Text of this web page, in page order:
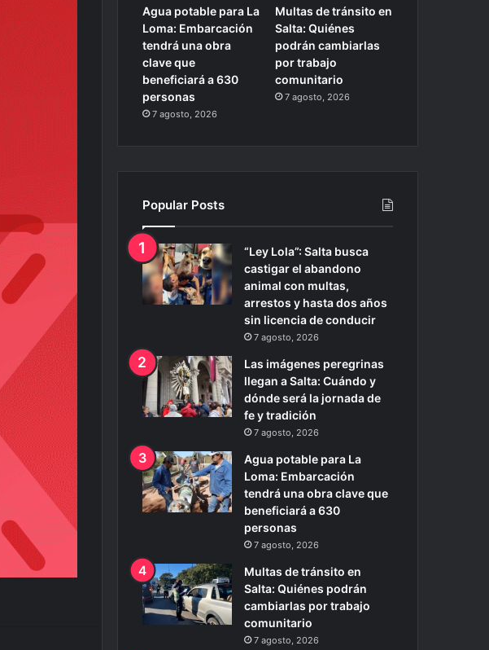
Agua potable para La
Loma: Embarcación
tendrá una obra
clave que
beneficiará a 630
personas
7 agosto, 2026
Multas de tránsito en
Salta: Quiénes
podrán cambiarlas
por trabajo
comunitario
7 agosto, 2026
Popular Posts
“Ley Lola”: Salta busca
castigar el abandono
animal con multas,
arrestos y hasta dos años
sin licencia de conducir
7 agosto, 2026
Las imágenes peregrinas
llegan a Salta: Cuándo y
dónde será la jornada de
fe y tradición
7 agosto, 2026
Agua potable para La
Loma: Embarcación
tendrá una obra clave que
beneficiará a 630
personas
7 agosto, 2026
Multas de tránsito en
Salta: Quiénes podrán
cambiarlas por trabajo
comunitario
7 agosto, 2026